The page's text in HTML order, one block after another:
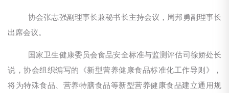
协会张志强副理事长兼秘书长主持会议，周邦勇副理事长
出席会议。
国家卫生健康委员会食品安全标准与监测评估司徐娇处长
说，协会组织编写的《新型营养健康食品标准化工作导则》，
将为特殊食品、营养特膳食品等新型营养健康食品建立通用规